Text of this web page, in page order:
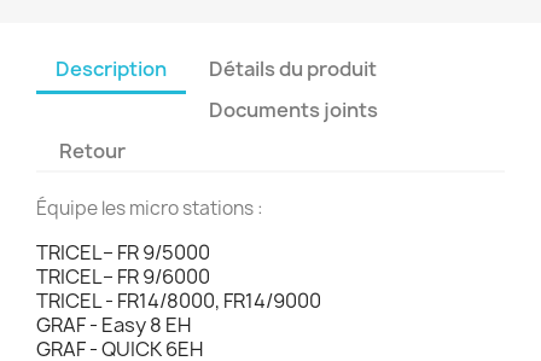
Description
Détails du produit
Documents joints
Retour
Équipe les micro stations :
TRICEL– FR 9/5000
TRICEL– FR 9/6000
TRICEL - FR14/8000, FR14/9000
GRAF - Easy 8 EH
GRAF - QUICK 6EH